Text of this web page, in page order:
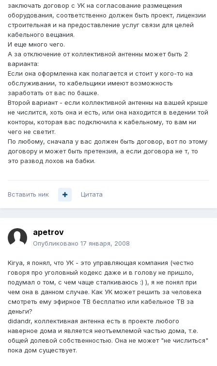
заключать договор с УК на согласование размещения
оборудования, соответственно должен быть проект, лицензии
строительная и на предоставление услуг связи для целей
кабельного вещания.
И еще много чего.
А за отключение от коллективной антенны может быть 2
варианта:
Если она оформленна как полагается и стоит у кого-то на
обслуживании, то кабельщики имеют возможность
заработать от вас по башке.
Второй вариант - если коллективной антенны на вашей крыше
не числится, хоть она и есть, или она находится в ведении той
конторы, которая вас подключила к кабельному, то вам ни
чего не светит.
По любому, сначала у вас должен быть договор, вот по этому
договору и может быть претензия, а если договора не т, то
это развод лохов на бабки.
Вставить ник Цитата
apetrov
Опубликовано 17 января, 2008
Kirya, я понял, что УК - это управляющая компания (честно
говоря про уголовный кодекс даже и в голову не пришло,
подумал о том, с чем чаще сталкиваюсь :) ), я не понял при
чем она в данном случае. Как УК может решить за человека
смотреть ему эфирное ТВ бесплатно или кабельное ТВ за
деньги?
didandr, коллективная антенна есть в проекте любого
наверное дома и является неотъемлемой частью дома, т.е.
общей долевой собственностью. Она не может "не числиться"
пока дом существует.